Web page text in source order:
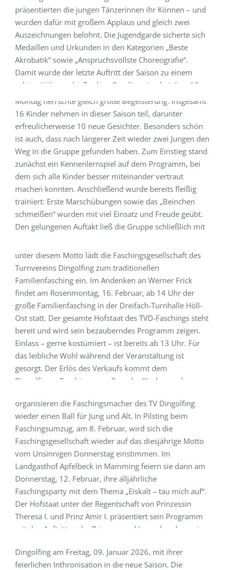
präsentierten die jungen Tänzerinnen ihr Können – und
wurden dafür mit großem Applaus und gleich zwei
Auszeichnungen belohnt. Die Jugendgarde sicherte sich
Medaillen und Urkunden in den Kategorien „Beste
Akrobatik“ sowie „Anspruchsvollste Choreografie“.
Damit wurde der letzte Auftritt der Saison zu einem
echten Höhepunkt. Zu dem Gauditurnier, bei dem 19
gemeinsam in einem vollbesetzten Bus an.…
Weiterlesen
24. März 2026
Erfolgreicher Trainingsstart der Kindergarde
Montag herrschte gleich große Begeisterung: Insgesamt
16 Kinder nehmen in dieser Saison teil, darunter
erfreulicherweise 10 neue Gesichter. Besonders schön
ist auch, dass nach längerer Zeit wieder zwei Jungen den
Weg in die Gruppe gefunden haben. Zum Einstieg stand
zunächst ein Kennenlernspiel auf dem Programm, bei
dem sich alle Kinder besser miteinander vertraut
machen konnten. Anschließend wurde bereits fleißig
trainiert: Erste Marschübungen sowie das „Beinchen
schmeißen“ wurden mit viel Einsatz und Freude geübt.
Den gelungenen Auftakt ließ die Gruppe schließlich mit
Kindergarde – wie bereits im vergangenen Jahr…
Weiterlesen
06. Februar 2026
Fasching für alle am Rosenmontag
In der Dreifach-Turnhalle findet wieder der TVD-Frick-
unter diesem Motto lädt die Faschingsgesellschaft des
Turnvereins Dingolfing zum traditionellen
Familienfasching ein. Im Andenken an Werner Frick
findet am Rosenmontag, 16. Februar, ab 14 Uhr der
große Familienfasching in der Dreifach-Turnhalle Höll-
Ost statt. Der gesamte Hofstaat des TVD-Faschings steht
bereit und wird sein bezauberndes Programm zeigen.
Einlass – gerne kostümiert – ist bereits ab 13 Uhr. Für
das leibliche Wohl während der Veranstaltung ist
gesorgt. Der Erlös des Verkaufs kommt dem
Dingolfinger Fasching, vor allem der Kinder- und
die Kinder Zeit, sich…
Weiterlesen
26. Januar 2026
„Eiskalt – Tau mich auf“
Große Faschingsparty der Dingolfinger
organisieren die Faschingsmacher des TV Dingolfing
wieder einen Ball für Jung und Alt. In Pilsting beim
Faschingsumzug, am 8. Februar, wird sich die
Faschingsgesellschaft wieder auf das diesjährige Motto
vom Unsinnigen Donnerstag einstimmen. Im
Landgasthof Apfelbeck in Mamming feiern sie dann am
Donnerstag, 12. Februar, ihre alljährliche
Faschingsparty mit dem Thema „Eiskalt – tau mich auf“.
Der Hofstaat unter der Regentschaft von Prinzessin
Theresa I. und Prinz Amir I. präsentiert sein Programm
mit den Auftritten der Prinzen- und Jugendgarde sowie
ausgelassene Stimmung zwischen dem Programm…
15. Januar 2026
„Zünftige Dingolfinger Maschkera“ begeistern an
drei Abenden
Mit viel Dynamik, Ausdrucksstärke und spürbarer
Dingolfing am Freitag, 09. Januar 2026, mit ihrer
feierlichen Inthronisation in die neue Saison. Die